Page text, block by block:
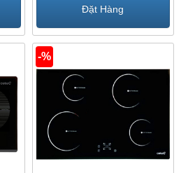
Đặt Hàng
-%